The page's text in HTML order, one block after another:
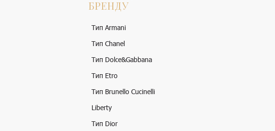
БРЕНДУ
Тип Armani
Тип Chanel
Тип Dolce&Gabbana
Тип Etro
Тип Brunello Cucinelli
Liberty
Тип Dior